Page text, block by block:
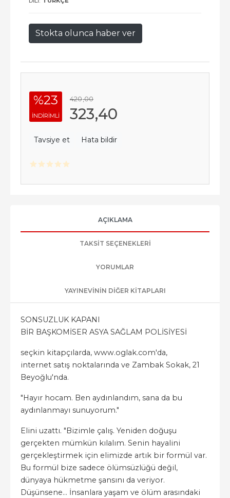
Stokta olunca haber ver
%23
INDIRIMLI
420,00
323,40
Tavsiye et Hata bildir
AÇIKLAMA
TAKSIT SEÇENEKLERI
YORUMLAR
YAYINEVININ DIĞER KITAPLARI
SONSUZLUK KAPANI
BİR BAŞKOMİSER ASYA SAĞLAM POLİSİYESİ
seçkin kitapçılarda, www.oglak.com'da,
internet satış noktalarında ve Zambak Sokak, 21
Beyoğlu'nda.
"Hayır hocam. Ben aydınlandım, sana da bu
aydınlanmayı sunuyorum."
Elini uzattı. "Bizimle çalış. Yeniden doğuşu
gerçekten mümkün kılalım. Senin hayalini
gerçekleştirmek için elimizde artık bir formül var.
Bu formül bize sadece ölümsüzlüğü değil,
dünyaya hükmetme şansını da veriyor.
Düşünsene… İnsanlara yaşam ve ölüm arasındaki